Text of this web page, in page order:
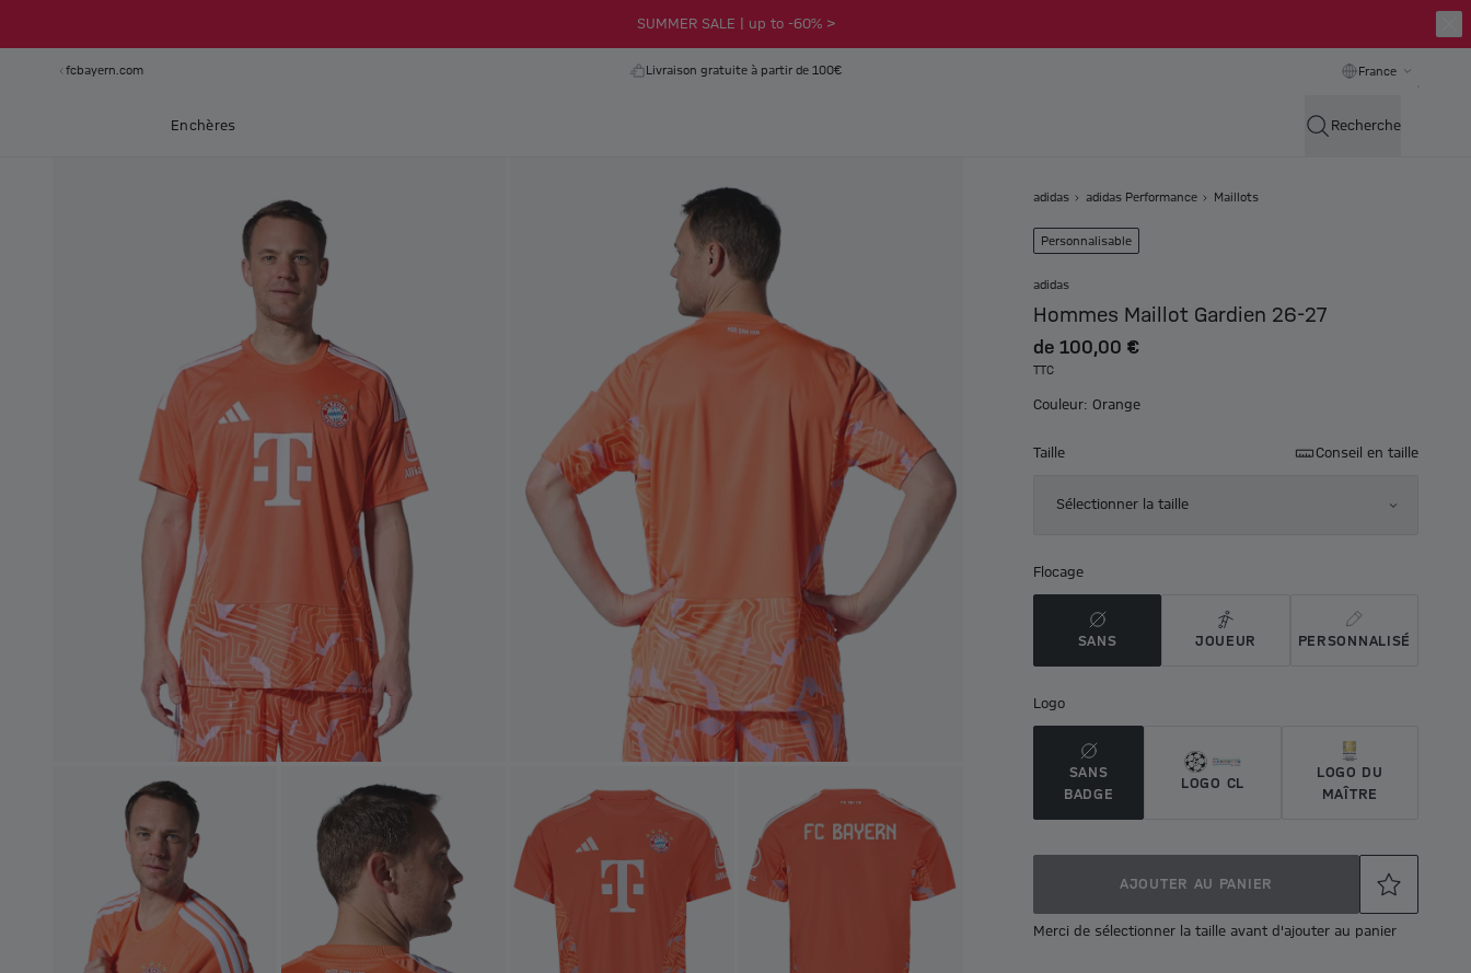
SUMMER SALE | up to -60% >
fcbayern.com Livraison gratuite à partir de 100€ France
Enchères Recherche
adidas adidas Performance Maillots
Personnalisable
adidas
Hommes Maillot Gardien 26-27
de 100,00 €
TTC
Couleur: Orange
Taille Conseil en taille
Sélectionner la taille
Flocage
SANS JOUEUR PERSONNALISÉ
Logo
SANS
BADGE
LOGO CL
LOGO DU
MAÎTRE
AJOUTER AU PANIER
Merci de sélectionner la taille avant d'ajouter au panier